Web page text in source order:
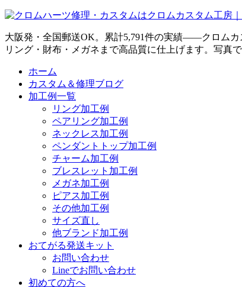
大阪発・全国郵送OK。累計5,791件の実績——クロムカ
リング・財布・メガネまで高品質に仕上げます。写真
ホーム
カスタム＆修理ブログ
加工例一覧
リング加工例
ペアリング加工例
ネックレス加工例
ペンダントトップ加工例
チャーム加工例
ブレスレット加工例
メガネ加工例
ピアス加工例
その他加工例
サイズ直し
他ブランド加工例
おてがる発送キット
お問い合わせ
Lineでお問い合わせ
初めての方へ